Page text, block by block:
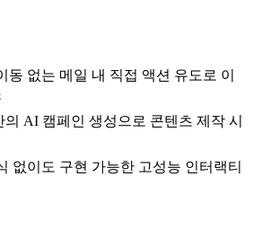
동 없는 메일 내 직접 액션 유도로 이
의 AI 캠페인 생성으로 콘텐츠 제작 시
없이도 구현 가능한 고성능 인터랙티